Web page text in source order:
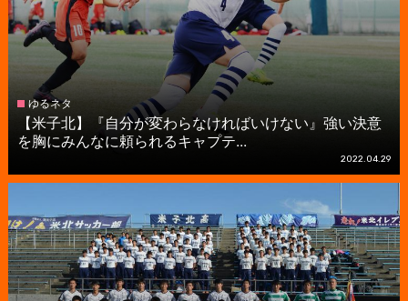
ゆるネタ
【米子北】『自分が変わらなければいけない』強い決意
を胸にみんなに頼られるキャプテ...
2022.04.29